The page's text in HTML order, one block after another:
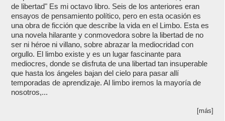
de libertad" Es mi octavo libro. Seis de los anteriores eran
ensayos de pensamiento político, pero en esta ocasión es
una obra de ficción que describe la vida en el Limbo. Esta es
una novela hilarante y conmovedora sobre la libertad de no
ser ni héroe ni villano, sobre abrazar la mediocridad con
orgullo. El limbo existe y es un lugar fascinante para
mediocres, donde se disfruta de una libertad tan insuperable
que hasta los ángeles bajan del cielo para pasar allí
temporadas de aprendizaje. Al limbo iremos la mayoría de
nosotros,...
[más]